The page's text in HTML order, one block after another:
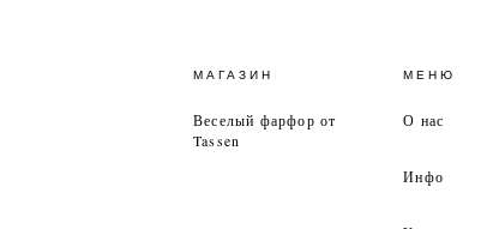
МАГАЗИН
Веселый фарфор от
Tassen
МЕНЮ
О нас
Инфо